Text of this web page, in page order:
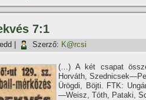
7:1
Szerző: K@rcsi
(…) A két csapat
Horváth,
Ürögdi, Böjti. FTK:
—Weisz, Tóth, Pataki,